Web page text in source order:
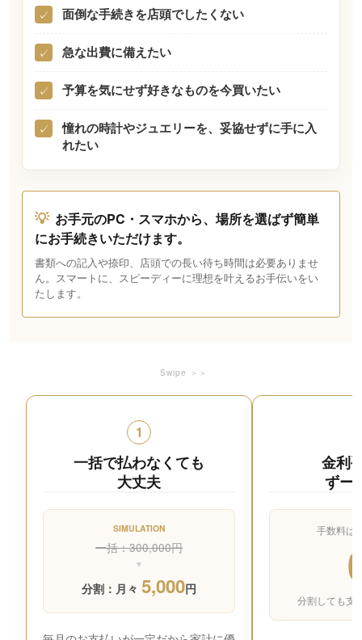
✓ 面倒な手続きを店頭でしたくない
✓ 急な出費に備えたい
✓ 予算を気にせず好きなものを今買いたい
✓
憧れの時計やジュエリーを、妥協せずに手に入
れたい
💡 お手元のPC・スマホから、場所を選ばず簡単
にお手続きいただけます。
書類への記入や捺印、店頭での長い待ち時間は必要ありませ
ん。スマートに、スピーディーに理想を叶えるお手伝いをい
たします。
Swipe ＞＞
1
一括で払わなくても
大丈夫
SIMULATION
一括：300,000円
▼
分割：月々 5,000円
金利
ずー
手数料は
分割しても支